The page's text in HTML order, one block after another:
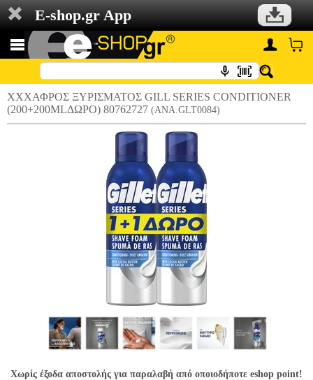
E-shop.gr App
XXXΑΦΡΟΣ ΞΥΡΙΣΜΑΤΟΣ GILL SERIES CONDITIONER
(200+200MLΔΩΡΟ) 80762727 (ANA.GLT0084)
Χωρίς έξοδα αποστολής για παραλαβή από οποιοδήποτε eshop point!